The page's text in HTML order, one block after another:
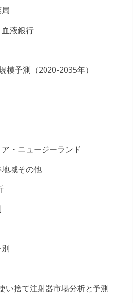
血液銀行
模予測（2020-2035年）
・ニュージーランド
地域その他
い捨て注射器市場分析と予測